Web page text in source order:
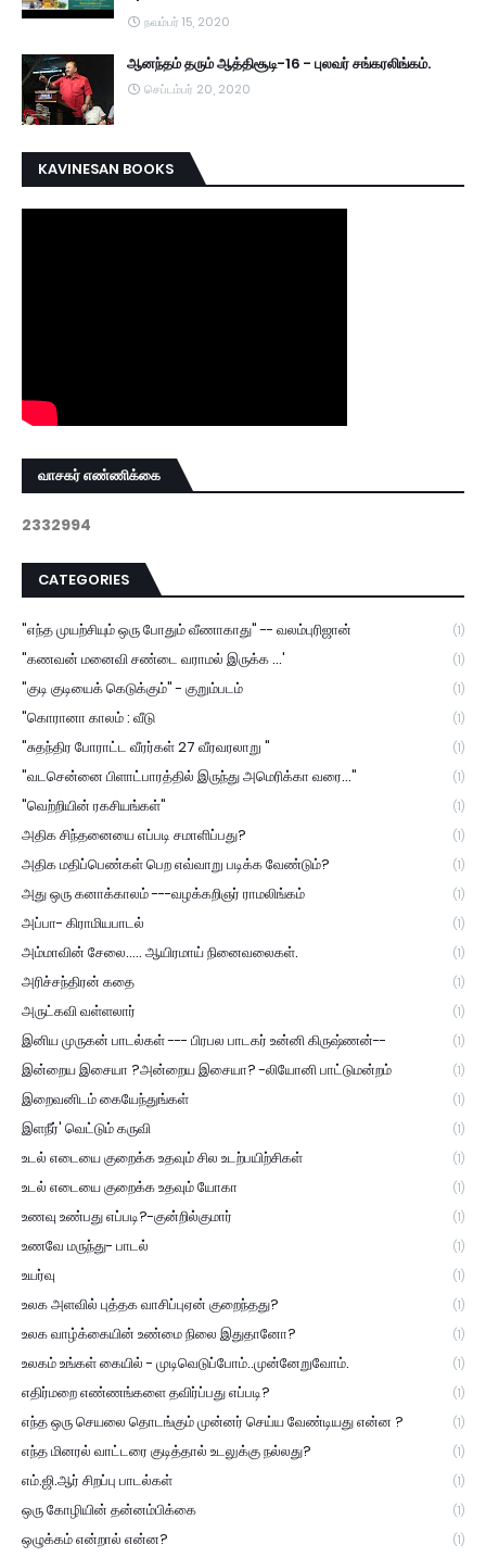
நவம்பர் 15, 2020
ஆனந்தம் தரும் ஆத்திசூடி-16 - புலவர் சங்கரலிங்கம்.
செப்டம்பர் 20, 2020
KAVINESAN BOOKS
வாசகர் எண்ணிக்கை
2332994
CATEGORIES
"எந்த முயற்சியும் ஒரு போதும் வீணாகாது" -- வலம்புரிஜான் (1)
"கணவன் மனைவி சண்டை வராமல் இருக்க ...' (1)
"குடி குடியைக் கெடுக்கும்" - குறும்படம் (1)
"கொரானா காலம் : வீடு (1)
"சுதந்திர போராட்ட வீரர்கள் 27 வீரவரலாறு " (1)
"வடசென்னை பிளாட்பாரத்தில் இருந்து அமெரிக்கா வரை..." (1)
"வெற்றியின் ரகசியங்கள்" (1)
அதிக சிந்தனையை எப்படி சமாளிப்பது? (1)
அதிக மதிப்பெண்கள் பெற எவ்வாறு படிக்க வேண்டும்? (1)
அது ஒரு கனாக்காலம் ---வழக்கறிஞர் ராமலிங்கம் (1)
அப்பா- கிராமியபாடல் (1)
அம்மாவின் சேலை..... ஆயிரமாய் நினைவலைகள். (1)
அரிச்சந்திரன் கதை (1)
அருட்கவி வள்ளலார் (1)
இனிய முருகன் பாடல்கள் --- பிரபல பாடகர் உன்னி கிருஷ்ணன்-- (1)
இன்றைய இசையா ?அன்றைய இசையா? -லியோனி பாட்டுமன்றம் (1)
இறைவனிடம் கையேந்துங்கள் (1)
இளநீர்' வெட்டும் கருவி (1)
உடல் எடையை குறைக்க உதவும் சில உடற்பயிற்சிகள் (1)
உடல் எடையை குறைக்க உதவும் யோகா (1)
உணவு உண்பது எப்படி?-குன்றில்குமார் (1)
உணவே மருந்து- பாடல் (1)
உயர்வு (1)
உலக அளவில் புத்தக வாசிப்புஏன் குறைந்தது? (1)
உலக வாழ்க்கையின் உண்மை நிலை இதுதானோ? (1)
உலகம் உங்கள் கையில் - முடிவெடுப்போம்..முன்னேறுவோம். (1)
எதிர்மறை எண்ணங்களை தவிர்ப்பது எப்படி? (1)
எந்த ஒரு செயலை தொடங்கும் முன்னர் செய்ய வேண்டியது என்ன ? (1)
எந்த மினரல் வாட்டரை குடித்தால் உடலுக்கு நல்லது? (1)
எம்.ஜி.ஆர் சிறப்பு பாடல்கள் (1)
ஒரு கோழியின் தன்னம்பிக்கை (1)
ஒழுக்கம் என்றால் என்ன? (1)